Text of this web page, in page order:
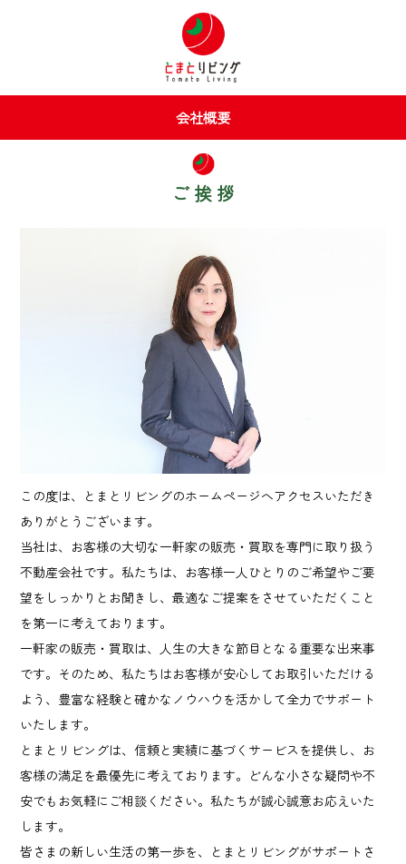
会社概要
ご 挨 拶
この度は、とまとリビングのホームページへアクセスいただき
ありがとうございます。
当社は、お客様の大切な一軒家の販売・買取を専門に取り扱う
不動産会社です。私たちは、お客様一人ひとりのご希望やご要
望をしっかりとお聞きし、最適なご提案をさせていただくこと
を第一に考えております。
一軒家の販売・買取は、人生の大きな節目となる重要な出来事
です。そのため、私たちはお客様が安心してお取引いただける
よう、豊富な経験と確かなノウハウを活かして全力でサポート
いたします。
とまとリビングは、信頼と実績に基づくサービスを提供し、お
客様の満足を最優先に考えております。どんな小さな疑問や不
安でもお気軽にご相談ください。私たちが誠心誠意お応えいた
します。
皆さまの新しい生活の第一歩を、とまとリビングがサポートさ